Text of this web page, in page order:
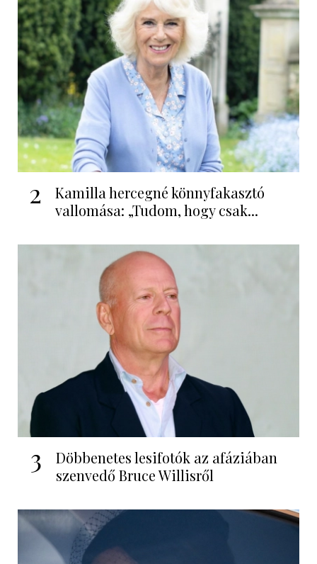
2
Kamilla hercegné könnyfakasztó
vallomása: „Tudom, hogy csak...
3
Döbbenetes lesifotók az afáziában
szenvedő Bruce Willisről